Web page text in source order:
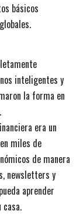
básicos
inteligentes y
la forma en
era un
miles de
de manera
newsletters y
aprender
casa.